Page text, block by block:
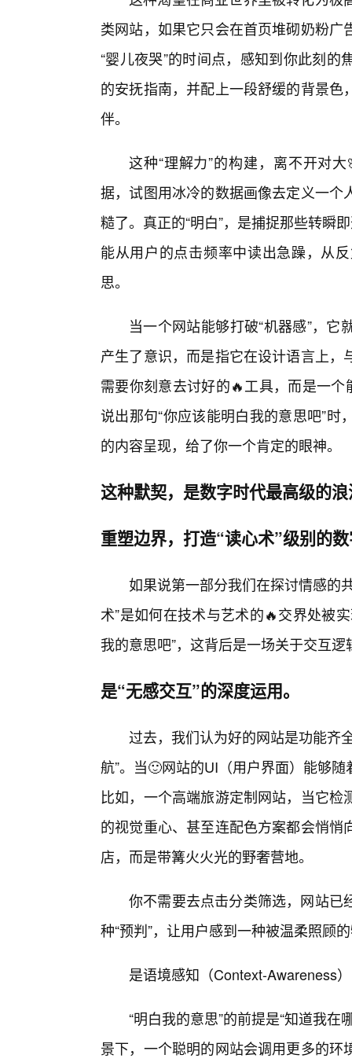
类网站，如果它只会在首页堆砌奶粉
“婴儿夜哭”的时间点，感知到你此刻
的安抚指南，并配上一段舒缓的背景
伴。
这种“理解力”的构建，离不开对
据，试图用冰冷的数据画像去定义一
糙了。真正的“明白”，是捕捉那些转瞬
能从用户的点击频率中读出急躁，从
思。
当一个网站能够打破“机器感”，
产生了意识，而是指它在设计语言上
需要你刻意去讨好的🔥工具，而是一
说出那句“你应该能明白我的意思吧”
的内容呈现，给了你一个肯定的眼神。
这种默契，是数字时代最高级的
重塑边界，打造“读心术”级别的
如果说第一部分我们在探讨情感的
术”是如何在技术与艺术的🔥交界处被
我的意思吧”，这背后是一场关于交互逻
是“无感交互”的深度运用。
过去，我们认为好的网站是功能齐
航”。当🙂网站的UI（用户界面）能够
比如，一个高端旅游定制网站，当它
的视觉重心、甚至连配色方案都会悄
店，而是带篝火火光的野奢营地。
你不需要去点击分类筛选，网站已
种“预判”，让用户感到一种被温柔照顾
是语境感知（Context-Awareness
“明白我的意思”的前提是“知道我
景下，一个聪明的网站会调用更多的